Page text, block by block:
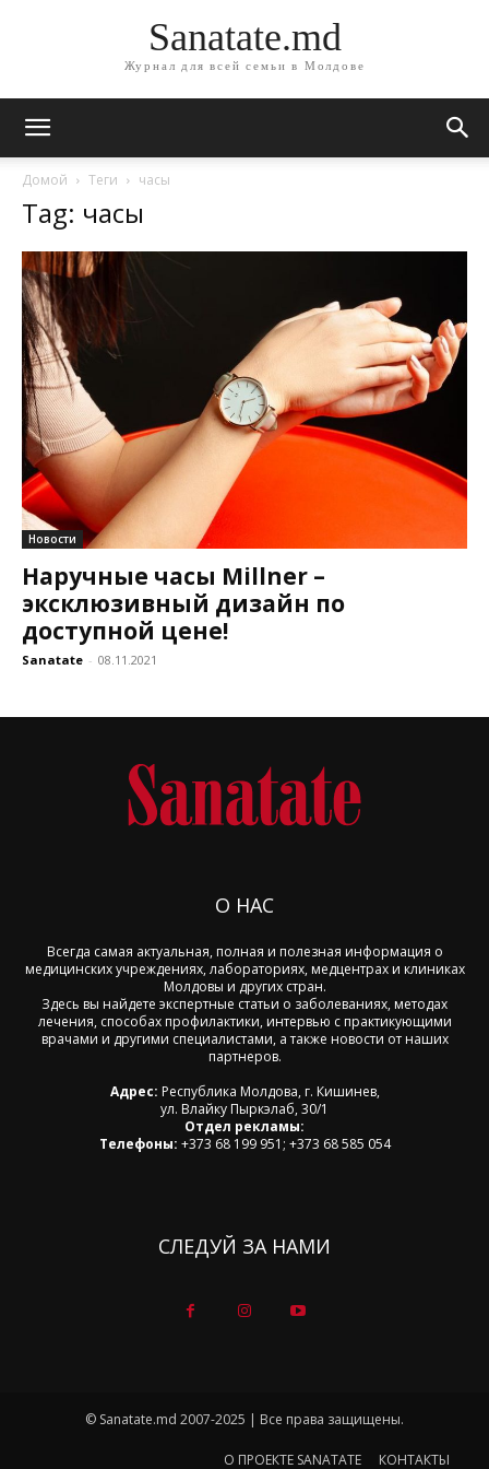
Sanatate.md
Журнал для всей семьи в Молдове
Домой Теги часы
Tag: часы
Новости
Наручные часы Millner –
эксклюзивный дизайн по
доступной цене!
Sanatate - 08.11.2021
О НАС
Всегда самая актуальная, полная и полезная информация о
медицинских учреждениях, лабораториях, медцентрах и клиниках
Молдовы и других стран.
Здесь вы найдете экспертные статьи о заболеваниях, методах
лечения, способах профилактики, интервью с практикующими
врачами и другими специалистами, а также новости от наших
партнеров.
Адрес: Республика Молдова, г. Кишинев,
ул. Влайку Пыркэлаб, 30/1
Отдел рекламы:
Телефоны: +373 68 199 951; +373 68 585 054
СЛЕДУЙ ЗА НАМИ
© Sanatate.md 2007-2025 | Все права защищены.
О ПРОЕКТЕ SANATATE КОНТАКТЫ